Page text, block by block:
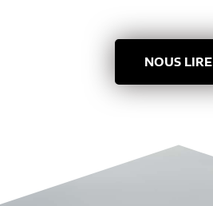
NOUS LIRE